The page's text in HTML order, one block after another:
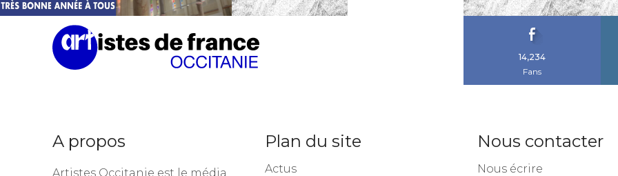
14,234
Fans
A propos
Artistes Occitanie est le média
Plan du site
Actus
Nous contacter
Nous écrire